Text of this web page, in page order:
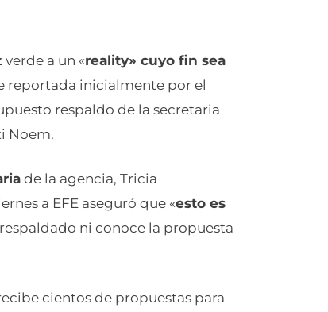
a un «reality» cuyo fin sea
reportada inicialmente por el
respaldo de la secretaria
Noem.
de la agencia, Tricia
a EFE aseguró que «esto es
ni conoce la propuesta
cientos de propuestas para